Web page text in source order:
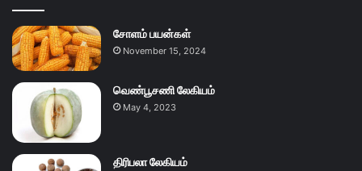
சோளம் பயன்கள்
November 15, 2024
வெண்பூசணி லேகியம்
May 4, 2023
திரிபலா லேகியம்